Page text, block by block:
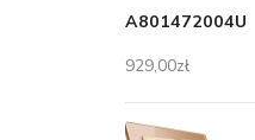
A801472004U
929,00zł